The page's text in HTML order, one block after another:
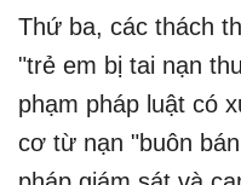
Thứ ba, các thách
"trẻ em bị tai nạn
phạm pháp luật có
cơ từ nạn "buôn